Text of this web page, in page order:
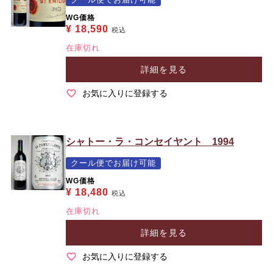
WG価格
¥ 18,590 税込
在庫切れ
詳細を見る
お気に入りに登録する
シャトー・ラ・コンセイヤント 1994
クール便でお届け可能
WG価格
¥ 18,480 税込
在庫切れ
詳細を見る
お気に入りに登録する